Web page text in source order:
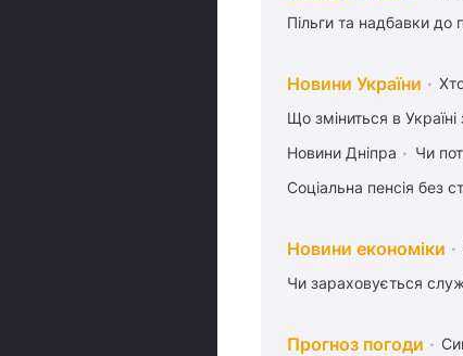
Пільги та надбавки до
Новини України
Що зміниться в Україні
Новини Дніпра
Чи
Соціальна пенсія без
Новини економіки
Чи зараховується
Прогноз погоди